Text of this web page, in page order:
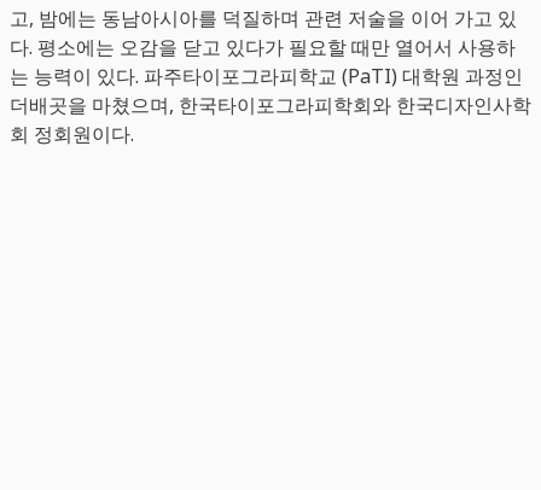
고, 밤에는 동남아시아를 덕질하며 관련 저술을 이어 가고 있
다. 평소에는 오감을 닫고 있다가 필요할 때만 열어서 사용하
는 능력이 있다. 파주타이포그라피학교 (PaTI) 대학원 과정인
더배곳을 마쳤으며, 한국타이포그라피학회와 한국디자인사학
회 정회원이다.